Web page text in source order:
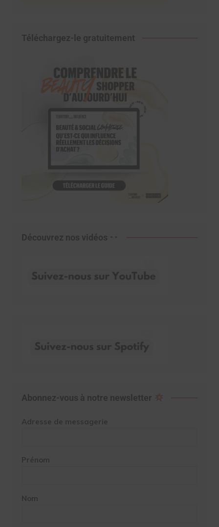
Téléchargez-le gratuitement
Découvrez nos vidéos
Abonnez-vous à notre newsletter
Adresse de messagerie
Prénom
Nom